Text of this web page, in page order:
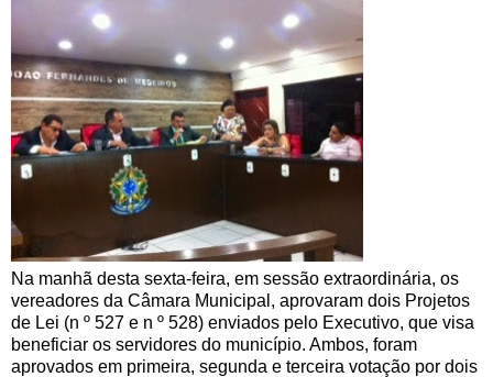
Na manhã desta sexta-feira, em sessão extraordinária, os
vereadores da Câmara Municipal, aprovaram dois Projetos
de Lei (n º 527 e n º 528) enviados pelo Executivo, que visa
beneficiar os servidores do município. Ambos, foram
aprovados em primeira, segunda e terceira votação por dois